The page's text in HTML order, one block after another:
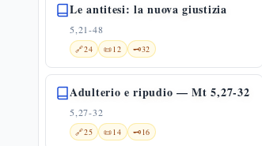
Le antitesi: la nuova giustizia
5,21-48
🔗24 📜12 🗝️32
Adulterio e ripudio — Mt 5,27-32
5,27-32
🔗25 📜14 🗝️16